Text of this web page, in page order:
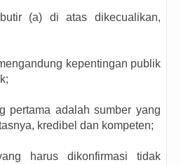
(a) di atas dikecualikan,
kepentingan publik
pertama adalah sumber yang
kredibel dan kompeten;
harus dikonfirmasi tidak